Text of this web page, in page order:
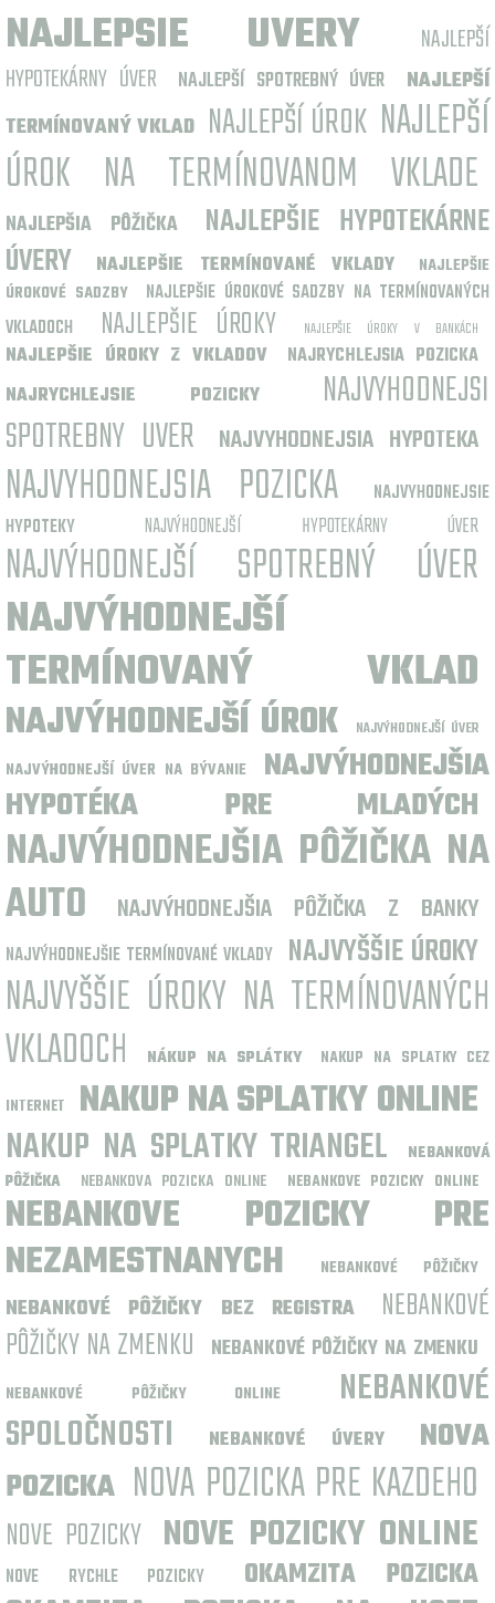
NAJLEPSIE UVERY
NAJLEPŠÍ
HYPOTEKÁRNY ÚVER
NAJLEPŠÍ SPOTREBNÝ ÚVER
NAJLEPŠÍ
TERMÍNOVANÝ VKLAD NAJLEPŠÍ ÚROK NAJLEPŠÍ
ÚROK NA TERMÍNOVANOM VKLADE
NAJLEPŠIA PÔŽIČKA
NAJLEPŠIE HYPOTEKÁRNE
ÚVERY
NAJLEPŠIE TERMÍNOVANÉ VKLADY
NAJLEPŠIE
ÚROKOVÉ SADZBY
NAJLEPŠIE ÚROKOVÉ SADZBY NA TERMÍNOVANÝCH
VKLADOCH
NAJLEPŠIE ÚROKY NAJLEPŠIE ÚROKY V BANKÁCH
NAJLEPŠIE ÚROKY Z VKLADOV
NAJRYCHLEJSIA POZICKA
NAJRYCHLEJSIE POZICKY
NAJVYHODNEJSI
SPOTREBNY UVER
NAJVYHODNEJSIA HYPOTEKA
NAJVYHODNEJSIA POZICKA
NAJVYHODNEJSIE
HYPOTEKY
NAJVÝHODNEJŠÍ HYPOTEKÁRNY ÚVER
NAJVÝHODNEJŠÍ SPOTREBNÝ ÚVER
NAJVÝHODNEJŠÍ
TERMÍNOVANÝ VKLAD
NAJVÝHODNEJŠÍ ÚROK NAJVÝHODNEJŠÍ ÚVER
NAJVÝHODNEJŠÍ ÚVER NA BÝVANIE
NAJVÝHODNEJŠIA
HYPOTÉKA PRE MLADÝCH
NAJVÝHODNEJŠIA PÔŽIČKA NA
AUTO
NAJVÝHODNEJŠIA PÔŽIČKA Z BANKY
NAJVÝHODNEJŠIE TERMÍNOVANÉ VKLADY NAJVYŠŠIE ÚROKY
NAJVYŠŠIE ÚROKY NA TERMÍNOVANÝCH
VKLADOCH
NÁKUP NA SPLÁTKY NAKUP NA SPLATKY CEZ
INTERNET
NAKUP NA SPLATKY ONLINE
NAKUP NA SPLATKY TRIANGEL
NEBANKOVÁ
PÔŽIČKA
NEBANKOVA POZICKA ONLINE NEBANKOVE POZICKY ONLINE
NEBANKOVE POZICKY PRE
NEZAMESTNANYCH
NEBANKOVÉ PÔŽIČKY
NEBANKOVÉ PÔŽIČKY BEZ REGISTRA
NEBANKOVÉ
PÔŽIČKY NA ZMENKU
NEBANKOVÉ PÔŽIČKY NA ZMENKU
NEBANKOVÉ PÔŽIČKY ONLINE
NEBANKOVÉ
SPOLOČNOSTI
NEBANKOVÉ ÚVERY
NOVA
POZICKA NOVA POZICKA PRE KAZDEHO
NOVE POZICKY NOVE POZICKY ONLINE
NOVE RYCHLE POZICKY OKAMZITA POZICKA